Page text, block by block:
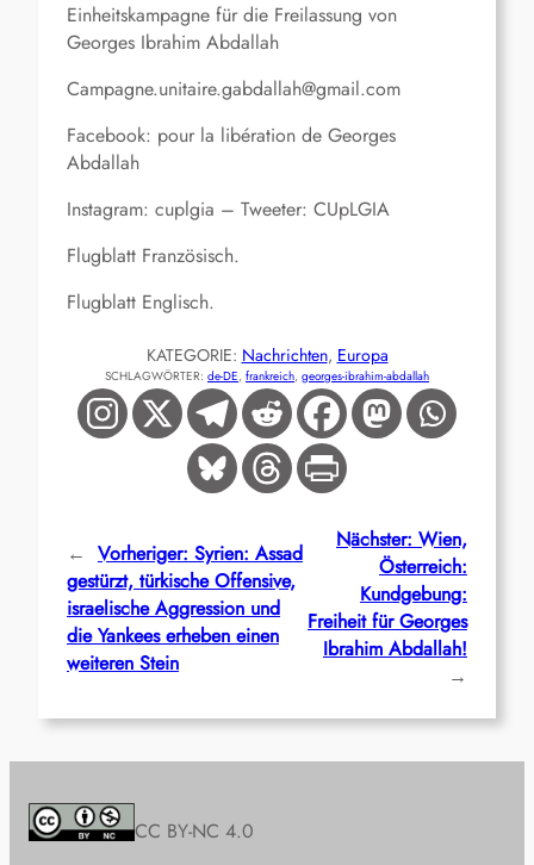
Einheitskampagne für die Freilassung von
Georges Ibrahim Abdallah
Campagne.unitaire.gabdallah@gmail.com
Facebook: pour la libération de Georges
Abdallah
Instagram: cuplgia – Tweeter: CUpLGIA
Flugblatt Französisch.
Flugblatt Englisch.
KATEGORIE: Nachrichten, Europa
SCHLAGWÖRTER: de-DE, frankreich, georges-ibrahim-abdallah
← Vorheriger: Syrien: Assad
gestürzt, türkische Offensive,
israelische Aggression und
die Yankees erheben einen
weiteren Stein
Nächster: Wien,
Österreich:
Kundgebung:
Freiheit für Georges
Ibrahim Abdallah!
→
CC BY-NC 4.0